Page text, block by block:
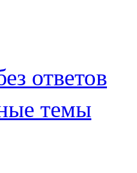
ответов
темы